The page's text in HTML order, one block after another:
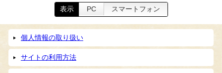
表示 PC スマートフォン
個人情報の取り扱い
サイトの利用方法